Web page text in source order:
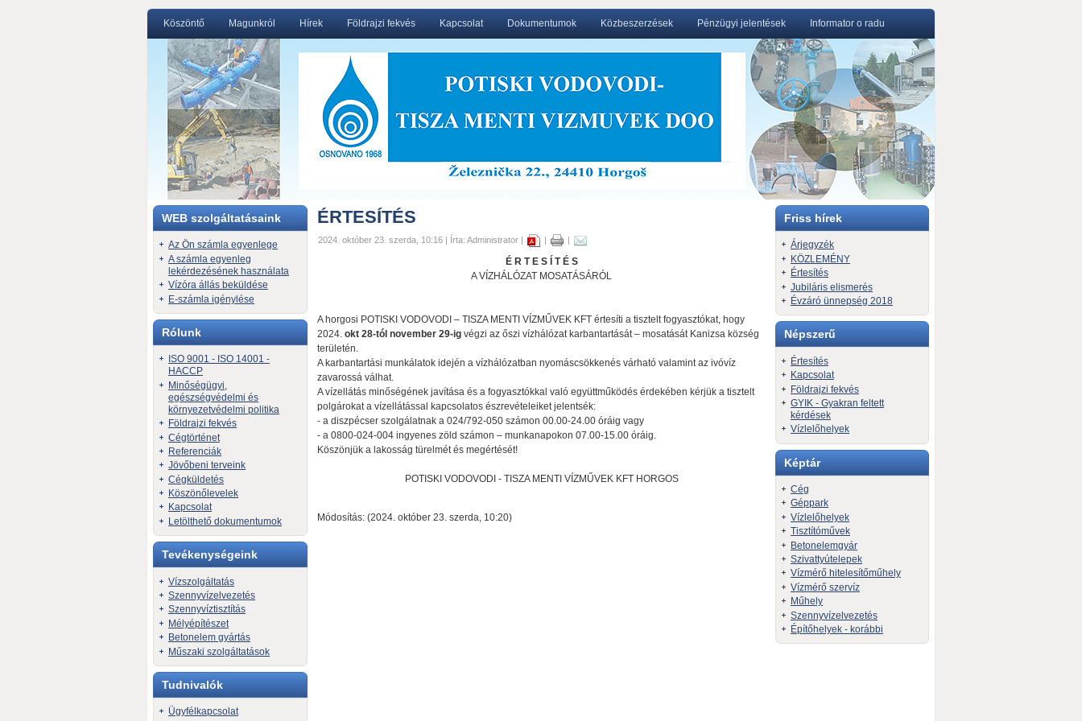
Köszöntő Magunkról Hírek Földrajzi fekvés Kapcsolat Dokumentumok Közbeszerzések Pénzügyi jelentések Informator o radu
WEB szolgáltatásaink
Az Ön számla egyenlege
A számla egyenleg
lekérdezésének használata
Vízóra állás beküldése
E-számla igénylése
Rólunk
ISO 9001 - ISO 14001 -
HACCP
Minőségügyi,
egészségvédelmi és
környezetvédelmi politika
Földrajzi fekvés
Cégtörténet
Referenciák
Jövőbeni terveink
Cégküldetés
Köszönőlevelek
Kapcsolat
Letölthető dokumentumok
Tevékenységeink
Vízszolgáltatás
Szennyvízelvezetés
Szennyvíztisztítás
Mélyépítészet
Betonelem gyártás
Műszaki szolgáltatások
Tudnivalók
Ügyfélkapcsolat
ÉRTESÍTÉS
2024. október 23. szerda, 10:16 | Írta: Administrator | | |
É R T E S Í T É S
A VÍZHÁLÓZAT MOSATÁSÁRÓL
A horgosi POTISKI VODOVODI – TISZA MENTI VÍZMŰVEK KFT értesíti a tisztelt fogyasztókat, hogy
2024. okt 28-tól november 29-ig végzi az őszi vízhálózat karbantartását – mosatását Kanizsa község
területén.
A karbantartási munkálatok idején a vízhálózatban nyomáscsökkenés várható valamint az ivóvíz
zavarossá válhat.
A vízellátás minőségének javítása és a fogyasztókkal való együttműködés érdekében kérjük a tisztelt
polgárokat a vízellátással kapcsolatos észrevételeiket jelentsék:
- a diszpécser szolgálatnak a 024/792-050 számon 00.00-24.00 óráig vagy
- a 0800-024-004 ingyenes zöld számon – munkanapokon 07.00-15.00 óráig.
Köszönjük a lakosság türelmét és megértését!
POTISKI VODOVODI - TISZA MENTI VÍZMŰVEK KFT HORGOS
Módosítás: (2024. október 23. szerda, 10:20)
Friss hírek
Árjegyzék
KÖZLEMÉNY
Értesítés
Jubiláris elismerés
Évzáró ünnepség 2018
Népszerű
Értesítés
Kapcsolat
Földrajzi fekvés
GYIK - Gyakran feltett
kérdések
Vízlelőhelyek
Képtár
Cég
Géppark
Vízlelőhelyek
Tisztítóművek
Betonelemgyár
Szivattyútelepek
Vízmérő hitelesítőműhely
Vízmérő szervíz
Műhely
Szennyvízelvezetés
Építőhelyek - korábbi